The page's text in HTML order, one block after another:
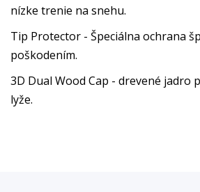
nízke trenie na snehu.
Tip Protector - Špeciálna ochrana
poškodením.
3D Dual Wood Cap - drevené
lyže.